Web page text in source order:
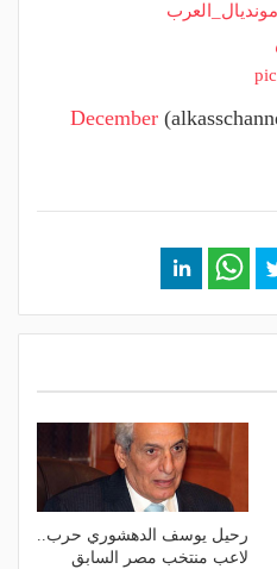
December
رحيل يوسف الدهشوري حرب..
لاعب منتخب مصر السابق